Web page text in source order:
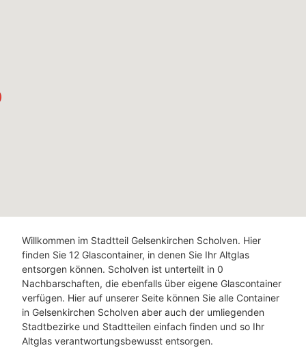
Willkommen im Stadtteil Gelsenkirchen Scholven. Hier
finden Sie 12 Glascontainer, in denen Sie Ihr Altglas
entsorgen können. Scholven ist unterteilt in 0
Nachbarschaften, die ebenfalls über eigene Glascontainer
verfügen. Hier auf unserer Seite können Sie alle Container
in Gelsenkirchen Scholven aber auch der umliegenden
Stadtbezirke und Stadtteilen einfach finden und so Ihr
Altglas verantwortungsbewusst entsorgen.